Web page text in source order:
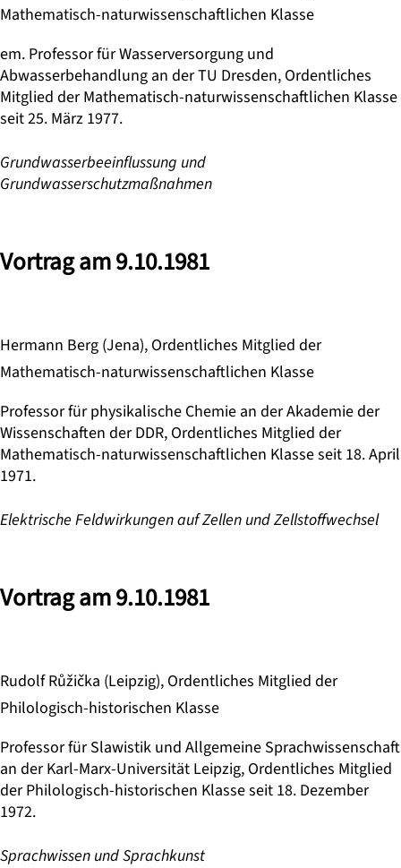
Mathematisch-naturwissenschaftlichen Klasse
em. Professor für Wasserversorgung und
Abwasserbehandlung an der TU Dresden, Ordentliches
Mitglied der Mathematisch-naturwissenschaftlichen Klasse
seit 25. März 1977.
Grundwasserbeeinflussung und
Grundwasserschutzmaßnahmen
Vortrag am 9.10.1981
Hermann Berg (Jena), Ordentliches Mitglied der
Mathematisch-naturwissenschaftlichen Klasse
Professor für physikalische Chemie an der Akademie der
Wissenschaften der DDR, Ordentliches Mitglied der
Mathematisch-naturwissenschaftlichen Klasse seit 18. April
1971.
Elektrische Feldwirkungen auf Zellen und Zellstoffwechsel
Vortrag am 9.10.1981
Rudolf Růžička (Leipzig), Ordentliches Mitglied der
Philologisch-historischen Klasse
Professor für Slawistik und Allgemeine Sprachwissenschaft
an der Karl-Marx-Universität Leipzig, Ordentliches Mitglied
der Philologisch-historischen Klasse seit 18. Dezember
1972.
Sprachwissen und Sprachkunst